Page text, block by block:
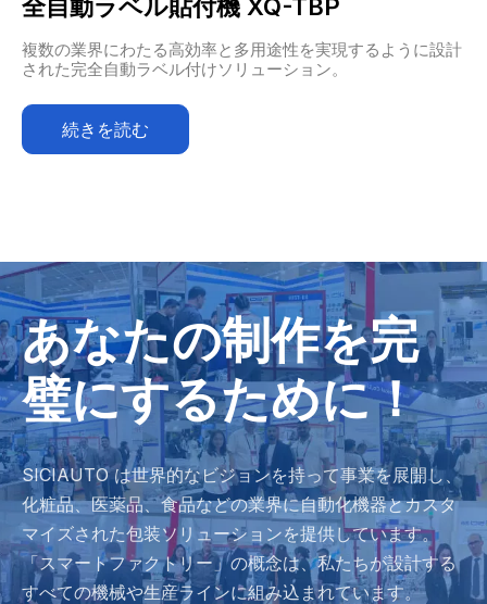
全自動ラベル貼付機 XQ-TBP
複数の業界にわたる高効率と多用途性を実現するように設計
された完全自動ラベル付けソリューション。
続きを読む
あなたの制作を完
璧にするために！
SICIAUTO は世界的なビジョンを持って事業を展開し、
化粧品、医薬品、食品などの業界に自動化機器とカスタ
マイズされた包装ソリューションを提供しています。
「スマートファクトリー」の概念は、私たちが設計する
すべての機械や生産ラインに組み込まれています。